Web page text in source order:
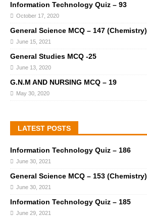
Information Technology Quiz – 93
October 17, 2020
General Science MCQ – 147 (Chemistry)
June 15, 2021
General Studies MCQ -25
June 13, 2020
G.N.M AND NURSING MCQ – 19
May 30, 2020
LATEST POSTS
Information Technology Quiz – 186
June 30, 2021
General Science MCQ – 153 (Chemistry)
June 30, 2021
Information Technology Quiz – 185
June 29, 2021